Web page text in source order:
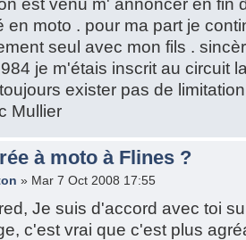
est venu m' annoncer en fin
en moto . pour ma part je
seul avec mon fils .
je m'étais inscrit au circuit
exister pas de
Mullier
à moto à Flines ?
» Mar 7 Oct 2008 17:55
Je suis d'accord avec toi
c'est vrai que c'est plus